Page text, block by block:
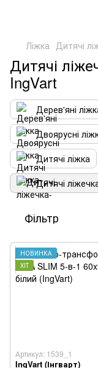
Ліжка Дитячі
Дитячі
IngVart
Дерев'яні
Двоярусні
Дитячі ліжка
Дитячі
Фільтр
НОВИНКА
ХІТ
Артикул: 1539_1
IngVart (Інгварт)